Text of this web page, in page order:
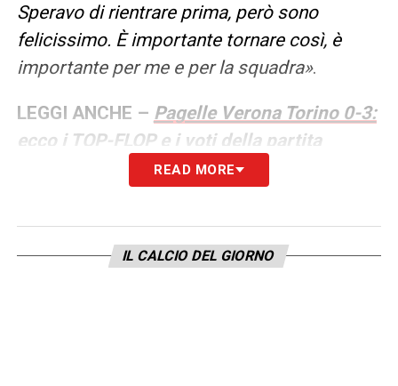
Speravo di rientrare prima, però sono
felicissimo. È importante tornare così, è
importante per me e per la squadra».
LEGGI ANCHE – Pagelle Verona Torino 0-3:
ecco i TOP-FLOP e i voti della partita
READ MORE
IL CALCIO DEL GIORNO